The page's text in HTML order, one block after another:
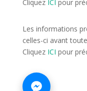
Cliquez ICI pour
Les informations
celles-ci avant
Cliquez ICI pour